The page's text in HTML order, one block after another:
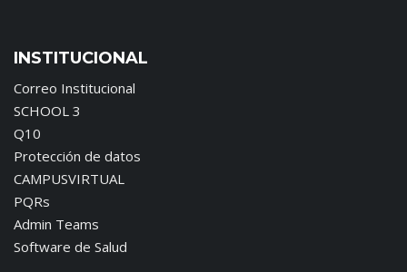
INSTITUCIONAL
Correo Institucional
SCHOOL 3
Q10
Protección de datos
CAMPUSVIRTUAL
PQRs
Admin Teams
Software de Salud